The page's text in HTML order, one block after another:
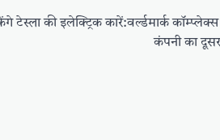
टेस्ला की इलेक्ट्रिक कारें:वर्ल्डमार्क
कंपनी का